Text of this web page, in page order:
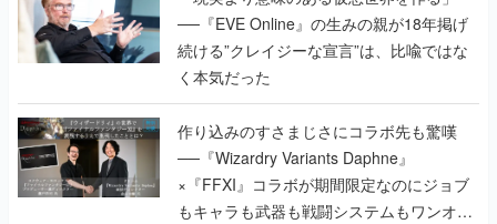
──『EVE Online』の生みの親が18年掲げ
続ける”クレイジーな宣言”は、比喩ではな
く本気だった
作り込みのすさまじさにコラボ先も驚嘆
──『Wizardry Variants Daphne』
×『FFXI』コラボが期間限定なのにジョブ
もキャラも武器も戦闘システムもワンオフ